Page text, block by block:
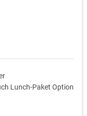
Lunch-Paket Option